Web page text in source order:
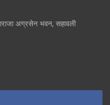
अग्रसेन भवन, सहावली